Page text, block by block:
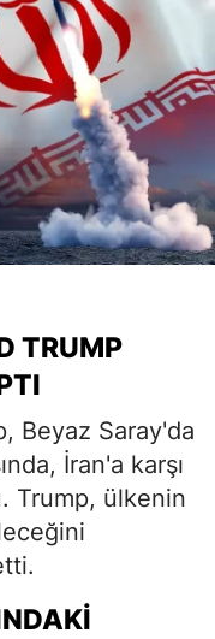
TRUMP
Beyaz Saray'da
İran'a karşı
Trump, ülkenin